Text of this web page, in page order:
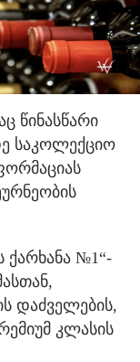
წინასწარი
საკოლექციო
ქარხანა №1“-
დაძველების,
კლასის